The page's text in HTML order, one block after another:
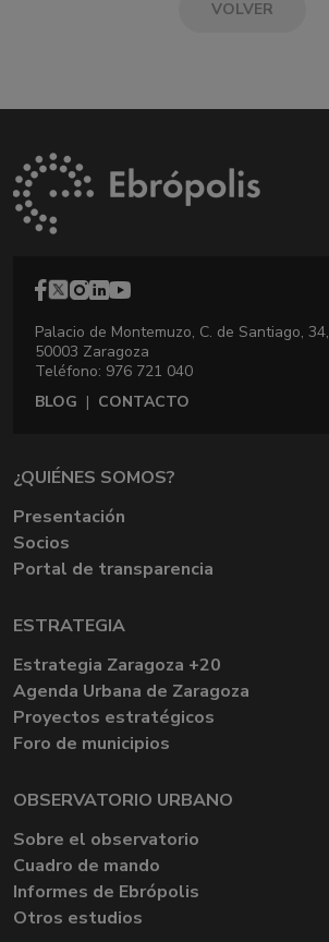
VOLVER
Palacio de Montemuzo, C. de Santiago, 34,
50003 Zaragoza
Teléfono: 976 721 040
BLOG | CONTACTO
¿QUIÉNES SOMOS?
Presentación
Socios
Portal de transparencia
ESTRATEGIA
Estrategia Zaragoza +20
Agenda Urbana de Zaragoza
Proyectos estratégicos
Foro de municipios
OBSERVATORIO URBANO
Sobre el observatorio
Cuadro de mando
Informes de Ebrópolis
Otros estudios